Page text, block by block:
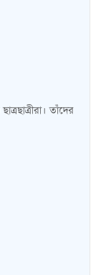
তাঁদের